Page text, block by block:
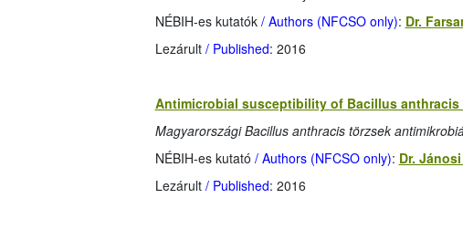
NÉBIH-es kutatók/ Authors (NFCSO only): Dr.
Lezárult / Published: 2016
Antimicrobial susceptibility of Bacillus anthracis
Magyarországi Bacillus anthracis törzsek
NÉBIH-es kutató / Authors (NFCSO only): Dr.
Lezárult / Published: 2016